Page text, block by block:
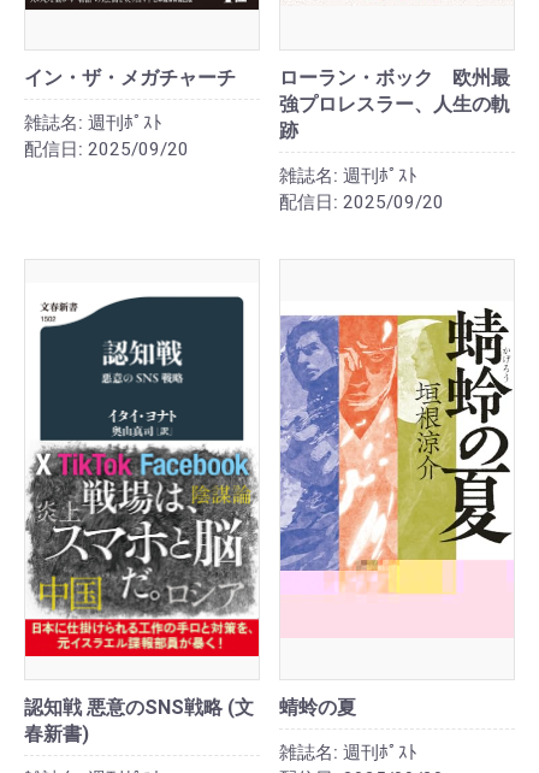
イン・ザ・メガチャーチ
雑誌名: 週刊ﾎﾟｽﾄ
配信日: 2025/09/20
ローラン・ボック 欧州最
強プロレスラー、人生の軌
跡
雑誌名: 週刊ﾎﾟｽﾄ
配信日: 2025/09/20
認知戦 悪意のSNS戦略 (文
春新書)
蜻蛉の夏
雑誌名: 週刊ﾎﾟｽﾄ